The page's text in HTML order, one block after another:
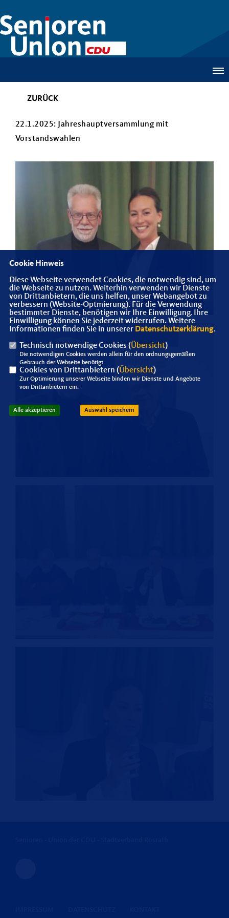
ZURÜCK
22.1.2025: Jahreshauptversammlung mit
Vorstandswahlen
Cookie Hinweis
Diese Webseite verwendet Cookies, die notwendig sind, um
die Webseite zu nutzen. Weiterhin verwenden wir Dienste
von Drittanbietern, die uns helfen, unser Webangebot zu
verbessern (Website-Optmierung). Für die Verwendung
bestimmter Dienste, benötigen wir Ihre Einwilligung. Ihre
Einwilligung können Sie jederzeit widerrufen. Weitere
Informationen finden Sie in unserer Datenschutzerklärung.
Technisch notwendige Cookies (Übersicht)
Die notwendigen Cookies werden allein für den ordnungsgemäßen
Gebrauch der Webseite benötigt.
Cookies von Drittanbietern (Übersicht)
Zur Optimierung unserer Webseite binden wir Dienste und Angebote
von Drittanbietern ein.
Alle akzeptieren Auswahl speichern